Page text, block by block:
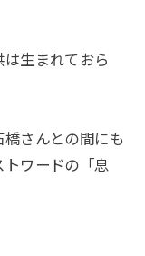
は生まれておら
さんとの間にも
ワードの「息